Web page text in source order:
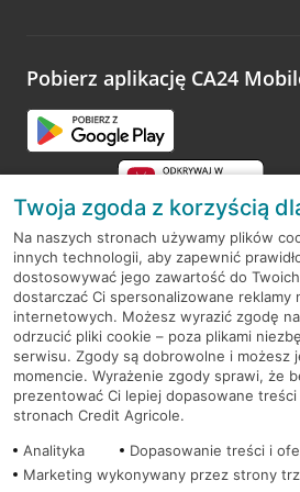
opinie.
Pobierz aplikację CA24
RODO
Regulamin serwisu
Mapa serwisu
PolitykaCookies
Twoja zgoda z korzyścią
Na naszych stronach używamy plików
innych technologii, aby zapewnić
dostosowywać jego zawartość do
dostarczać Ci spersonalizowane reklamy
internetowych. Możesz wyrazić zgodę
odrzucić pliki cookie – poza plikami
serwisu. Zgody są dobrowolne i możesz
momencie. Wyrażenie zgody sprawi, że
prezentować Ci lepiej dopasowane
stronach Credit Agricole.
Analityka
Dopasowanie treści i
Marketing wykonywany przez strony